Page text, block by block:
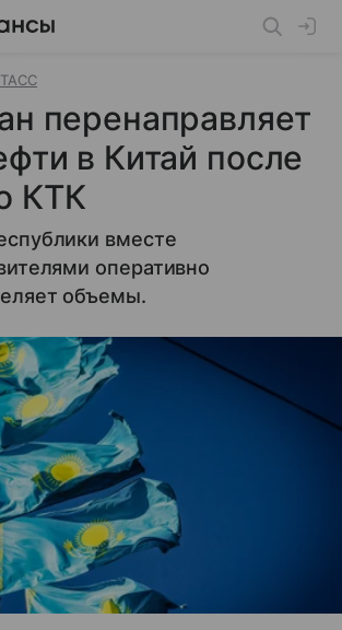
ТАСС
перенаправляет
в Китай после
КТК
вместе
оперативно
объемы.